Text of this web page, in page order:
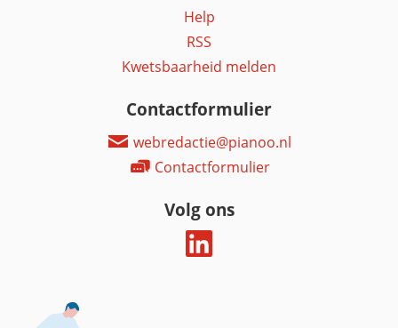
Help
RSS
Kwetsbaarheid melden
Contactformulier
webredactie@pianoo.nl
Contactformulier
Volg ons